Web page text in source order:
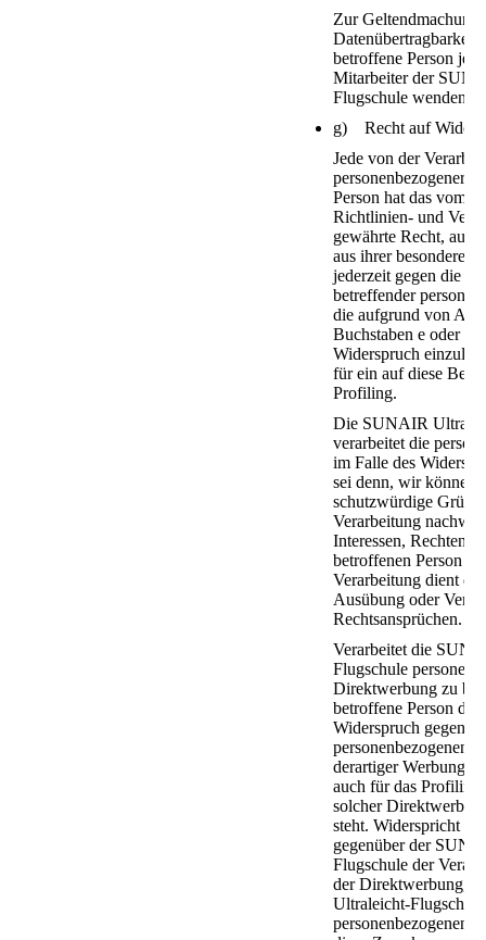
Zur Geltendmachung
Datenübertragbarkeit
betroffene Person
Mitarbeiter der
Flugschule wenden.
g) Recht auf
Jede von der
personenbezogener
Person hat das vom
Richtlinien- und
gewährte Recht, aus
aus ihrer besonderen
jederzeit gegen die
betreffender
die aufgrund von Art.
Buchstaben e oder f
Widerspruch
für ein auf diese
Profiling.
Die SUNAIR
verarbeitet die
im Falle des
sei denn, wir können
schutzwürdige
Verarbeitung
Interessen, Rechten
betroffenen Person
Verarbeitung dient
Ausübung oder
Rechtsansprüchen.
Verarbeitet die
Flugschule
Direktwerbung zu
betroffene Person
Widerspruch gegen
personenbezogenen
derartiger Werbung
auch für das
solcher
steht. Widerspricht
gegenüber der
Flugschule der
der Direktwerbung,
Ultraleicht-
personenbezogenen